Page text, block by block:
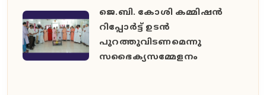
ജെ.ബി. കോശി കമ്മിഷൻ
റിപ്പോർട്ട് ഉടൻ
പുറത്തുവിടണമെന്നു
സഭൈക്യസമ്മേളനം